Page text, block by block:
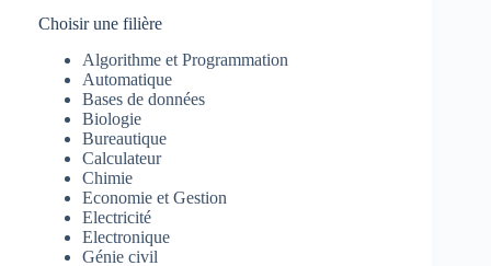
Choisir une filière
Algorithme et Programmation
Automatique
Bases de données
Biologie
Bureautique
Calculateur
Chimie
Economie et Gestion
Electricité
Electronique
Génie civil